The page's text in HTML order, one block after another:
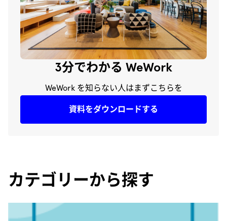
3分でわかる WeWork
WeWork を知らない人はまずこちらを
資料をダウンロードする
カテゴリーから探す